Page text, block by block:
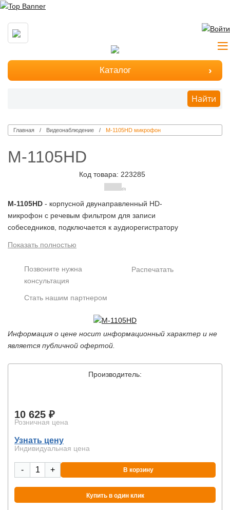
Каталог
Найти
Главная Видеонаблюдение M-1105HD микрофон
M-1105HD
Код товара: 223285
(0)
M-1105HD - корпусной двунаправленный HD-
микрофон с речевым фильтром для записи
собеседников, подключается к аудиорегистратору
шум 75 дБ, дальность до 3 метров, 5...16 В, 25 мА,
Показать полностью
Позвоните нужна
консультация
Распечатать
Стать нашим партнером
Информация о цене носит информационный характер и не
является публичной офертой.
Производитель:
10 625 ₽
Розничная цена
Узнать цену
Индивидуальная цена
- + В корзину
Купить в один клик